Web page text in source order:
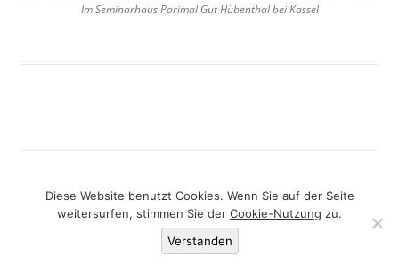
Im Seminarhaus Parimal Gut Hübenthal bei Kassel
Diese Website benutzt Cookies. Wenn Sie auf der Seite
weitersurfen, stimmen Sie der Cookie-Nutzung zu.
Verstanden